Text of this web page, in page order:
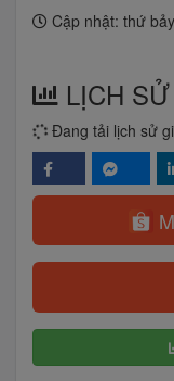
Cập nhật: thứ
LỊCH
Đang tải lịch sử